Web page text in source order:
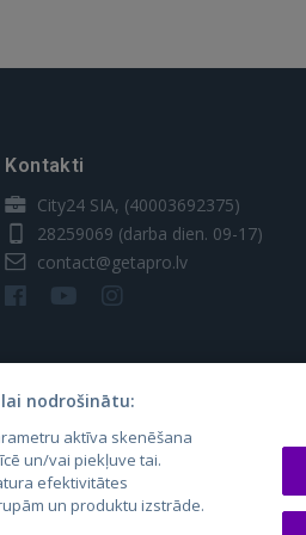
Kontakti
City24 SIA, (40003692375)
28259069 (darba dien. 09-17)
contact@getapro.lv
nodrošinātu:
aktīva skenēšana
un/vai piekļuve tai.
efektivitātes
un produktu izstrāde.